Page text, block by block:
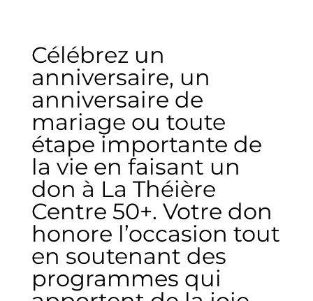
Célébrez un
anniversaire, un
anniversaire de
mariage ou toute
étape importante de
la vie en faisant un
don à La Théière
Centre 50+. Votre don
honore l’occasion tout
en soutenant des
programmes qui